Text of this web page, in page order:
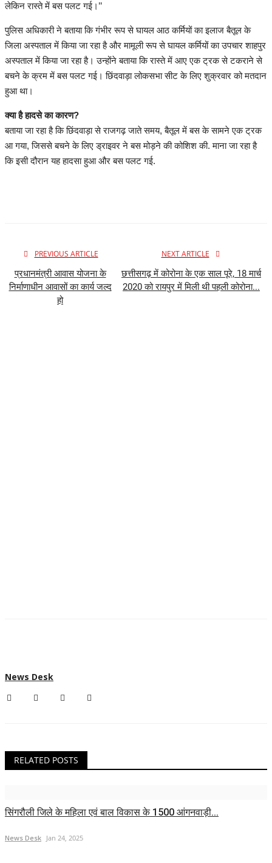
लेकिन रास्ते में बस पलट गई।’’
पुलिस अधिकारी ने बताया कि गंभीर रूप से घायल आठ कर्मियों का इलाज बैतूल के
जिला अस्पताल में किया जा रहा है और मामूली रूप से घायल कर्मियों का उपचार शाहपुर
अस्पताल में किया जा रहा है। उन्होंने बताया कि रास्ते में आए एक ट्रक से टकराने से
बचने के क्रम में बस पलट गई। छिंदवाड़ा लोकसभा सीट के लिए शुक्रवार को मतदान
हुआ था।
क्या है हादसे का कारण?
बताया जा रहा है कि छिंदवाड़ा से राजगढ़ जाते समय, बैतूल में बस के सामने एक ट्रक
आ गया, जिससे बचने के लिए ड्राइवर ने बस मोड़ने की कोशिश की. माना जा रहा है
कि इसी दौरान यह हादसा हुआ और बस पलट गई.
PREVIOUS ARTICLE
प्रधानमंत्री आवास योजना के
निर्माणाधीन आवासों का कार्य जल्द
हो
NEXT ARTICLE
छत्तीसगढ़ में कोरोना के एक साल पूरे, 18 मार्च
2020 को रायपुर में मिली थी पहली कोरोना...
News Desk
RELATED POSTS
सिंगरौली जिले के महिला एवं बाल विकास के 1500 आंगनवाड़ी...
News Desk Jan 24, 2025